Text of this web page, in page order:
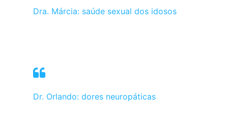
Dra. Márcia: saúde sexual dos idosos
Dr. Orlando: dores neuropáticas